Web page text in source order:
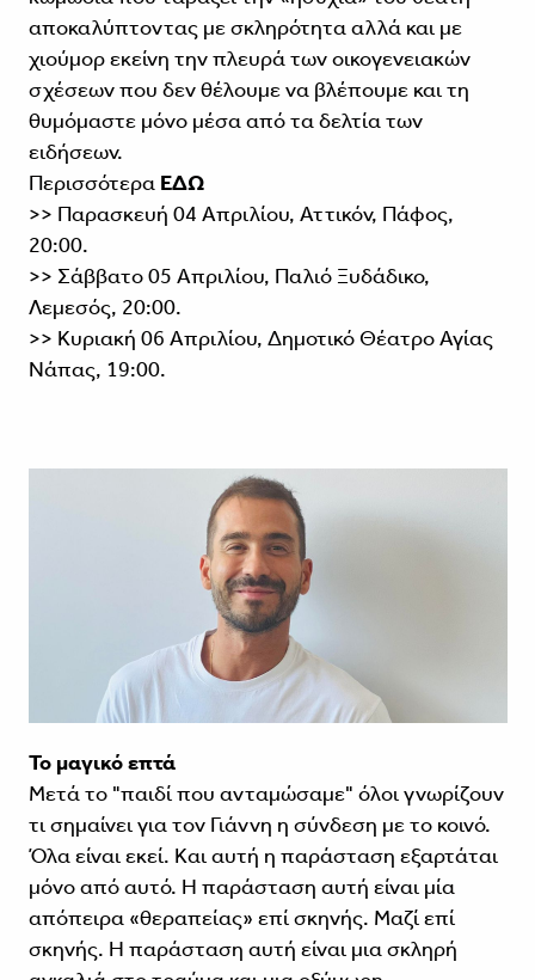
αποκαλύπτοντας με σκληρότητα αλλά και με
χιούμορ εκείνη την πλευρά των οικογενειακών
σχέσεων που δεν θέλουμε να βλέπουμε και τη
θυμόμαστε μόνο μέσα από τα δελτία των
ειδήσεων.
Περισσότερα ΕΔΩ
>> Παρασκευή 04 Απριλίου, Αττικόν, Πάφος,
20:00.
>> Σάββατο 05 Απριλίου, Παλιό Ξυδάδικο,
Λεμεσός, 20:00.
>> Κυριακή 06 Απριλίου, Δημοτικό Θέατρο Αγίας
Νάπας, 19:00.
Το μαγικό επτά
Μετά το "παιδί που ανταμώσαμε" όλοι γνωρίζουν
τι σημαίνει για τον Γιάννη η σύνδεση με το κοινό.
Όλα είναι εκεί. Και αυτή η παράσταση εξαρτάται
μόνο από αυτό. Η παράσταση αυτή είναι μία
απόπειρα «θεραπείας» επί σκηνής. Μαζί επί
σκηνής. Η παράσταση αυτή είναι μια σκληρή